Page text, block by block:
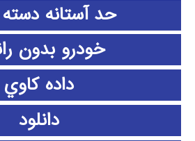
حد آستانه
خودرو بدون
داده كاوي
دانلود